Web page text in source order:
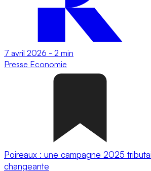
7 avril 2026 - 2 min
Presse Economie
Poireaux : une campagne 2025
changeante